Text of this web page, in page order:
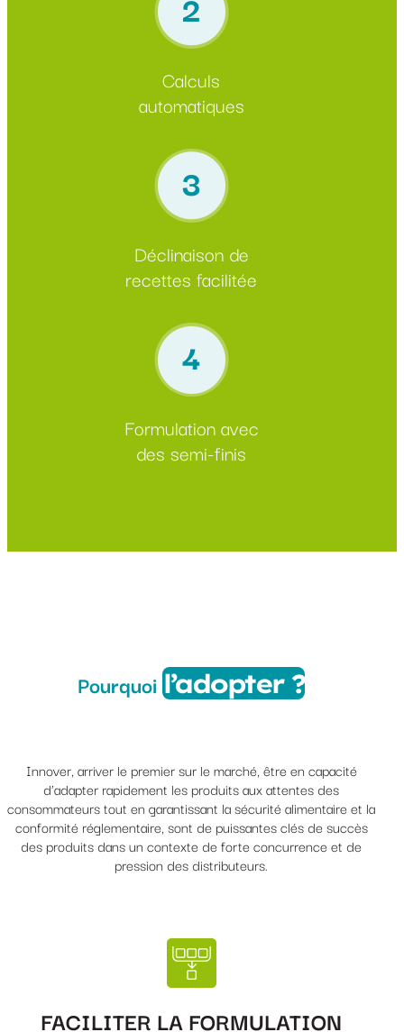
Calculs
automatiques
Déclinaison de
recettes facilitée
Formulation avec
des semi-finis
Pourquoil’adopter ?
Innover, arriver le premier sur le marché, être en capacité
d’adapter rapidement les produits aux attentes des
consommateurs tout en garantissant la sécurité alimentaire et la
conformité réglementaire, sont de puissantes clés de succès
des produits dans un contexte de forte concurrence et de
pression des distributeurs.
FACILITER LA FORMULATION